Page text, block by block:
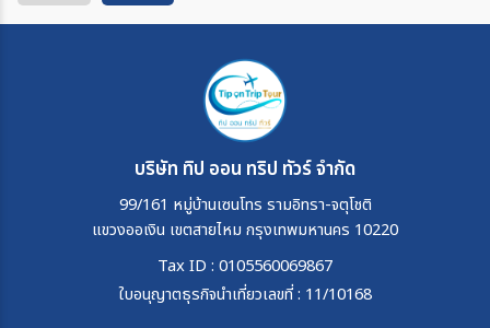
บริษัท ทิป ออน ทริป ทัวร์ จำกัด
99/161 หมู่บ้านเซนโทร รามอิทรา-จตุโชติ
แขวงออเงิน เขตสายไหม กรุงเทพมหานคร 10220
Tax ID : 0105560069867
ใบอนุญาตธุรกิจนำเที่ยวเลขที่ : 11/10168